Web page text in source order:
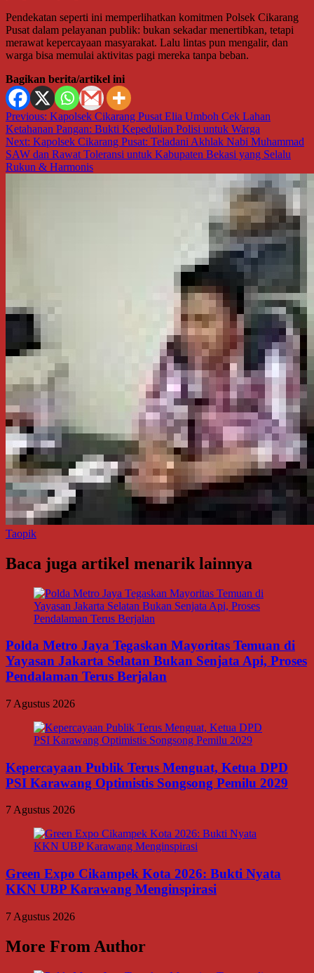
Pendekatan seperti ini memperlihatkan komitmen Polsek Cikarang
Pusat dalam pelayanan publik: bukan sekadar menertibkan, tetapi
merawat kepercayaan masyarakat. Lalu lintas pun mengalir, dan
warga bisa memulai aktivitas pagi mereka tanpa beban.
Bagikan berita/artikel ini
Navigasi
pos
Previous: Kapolsek Cikarang Pusat Elia Umboh Cek Lahan
Ketahanan Pangan: Bukti Kepedulian Polisi untuk Warga
Next: Kapolsek Cikarang Pusat: Teladani Akhlak Nabi Muhammad
SAW dan Rawat Toleransi untuk Kabupaten Bekasi yang Selalu
Rukun & Harmonis
Taopik
Baca juga artikel menarik lainnya
Polda Metro Jaya Tegaskan Mayoritas Temuan di
Yayasan Jakarta Selatan Bukan Senjata Api, Proses
Pendalaman Terus Berjalan
7 Agustus 2026
Kepercayaan Publik Terus Menguat, Ketua DPD
PSI Karawang Optimistis Songsong Pemilu 2029
7 Agustus 2026
Green Expo Cikampek Kota 2026: Bukti Nyata
KKN UBP Karawang Menginspirasi
7 Agustus 2026
More From Author